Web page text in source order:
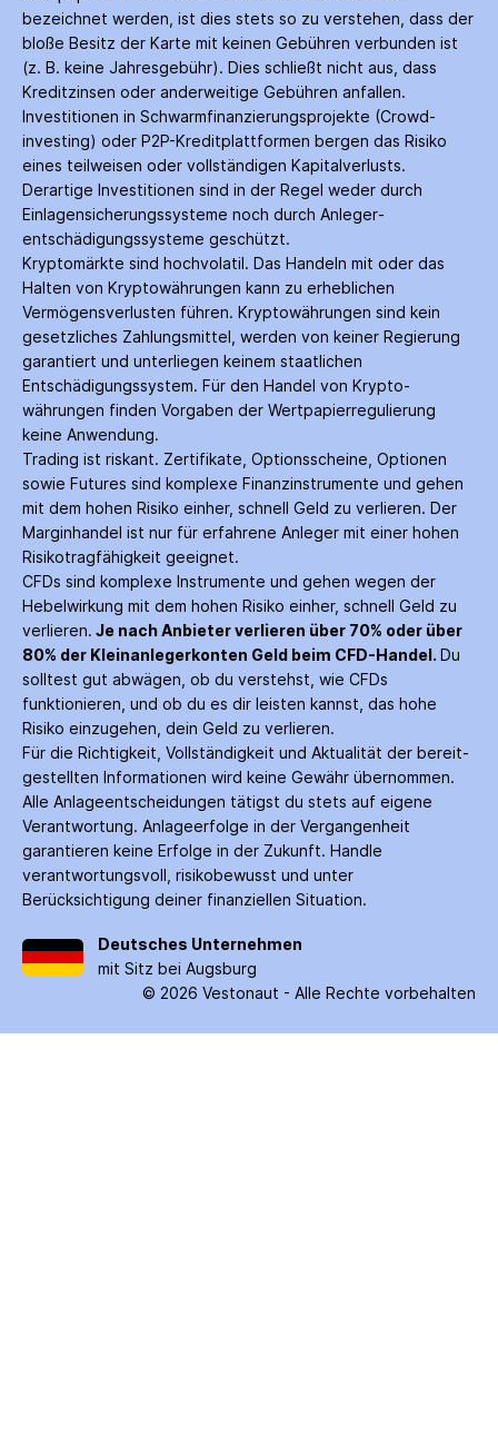
bezeichnet werden, ist dies stets so zu verstehen, dass der
bloße Besitz der Karte mit keinen Gebühren verbunden ist
(z. B. keine Jahres­gebühr). Dies schließt nicht aus, dass
Kredit­zinsen oder anderweitige Gebühren anfallen.
Investitionen in Schwarm­finanzierungs­projekte (Crowd­
investing) oder P2P-Kredit­plattformen bergen das Risiko
eines teilweisen oder vollständigen Kapitalverlusts.
Derartige Investitionen sind in der Regel weder durch
Einlagen­sicherungs­systeme noch durch Anleger­
entschädigungs­systeme geschützt.
Kryptomärkte sind hochvolatil. Das Handeln mit oder das
Halten von Krypto­währungen kann zu erheblichen
Vermögensverlusten führen. Krypto­währungen sind kein
gesetzliches Zahlungs­mittel, werden von keiner Regierung
garantiert und unterliegen keinem staatlichen
Entschädigungs­system. Für den Handel von Krypto­
währungen finden Vorgaben der Wertpapier­regulierung
keine Anwendung.
Trading ist riskant. Zertifikate, Options­scheine, Optionen
sowie Futures sind komplexe Finanz­instrumente und gehen
mit dem hohen Risiko einher, schnell Geld zu verlieren. Der
Margin­handel ist nur für erfahrene Anleger mit einer hohen
Risiko­tragfähigkeit geeignet.
CFDs sind komplexe Instrumente und gehen wegen der
Hebelwirkung mit dem hohen Risiko einher, schnell Geld zu
verlieren. Je nach Anbieter verlieren über 70% oder über
80% der Kleinanleger­konten Geld beim CFD-Handel. Du
solltest gut abwägen, ob du verstehst, wie CFDs
funktionieren, und ob du es dir leisten kannst, das hohe
Risiko einzugehen, dein Geld zu verlieren.
Für die Richtigkeit, Vollständigkeit und Aktualität der bereit­
gestellten Informationen wird keine Gewähr über­nommen.
Alle Anlage­entscheidungen tätigst du stets auf eigene
Verantwortung. Anlage­erfolge in der Ver­gangenheit
garantieren keine Erfolge in der Zukunft. Handle
verantwortungsvoll, risiko­bewusst und unter
Berücksichtigung deiner finanziellen Situation.
Deutsches Unternehmen
mit Sitz bei Augsburg
© 2026 Vestonaut - Alle Rechte vorbehalten